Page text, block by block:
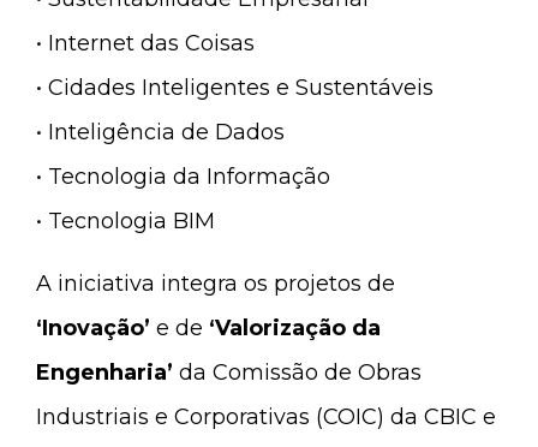
• Internet das Coisas
• Cidades Inteligentes e Sustentáveis
• Inteligência de Dados
• Tecnologia da Informação
• Tecnologia BIM
A iniciativa integra os projetos de
‘Inovação’ e de ‘Valorização da
Engenharia’ da Comissão de Obras
Industriais e Corporativas (COIC) da CBIC e